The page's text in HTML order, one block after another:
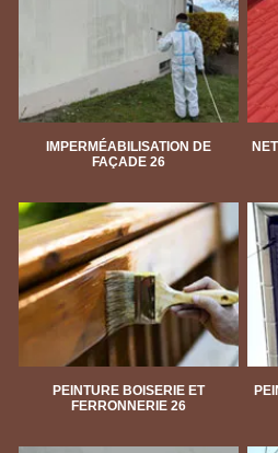
IMPERMÉABILISATION DE
FAÇADE 26
PEINTURE BOISERIE ET
FERRONNERIE 26